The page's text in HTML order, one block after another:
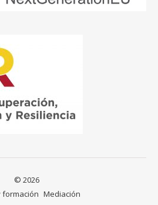
© 2026
formación Mediación